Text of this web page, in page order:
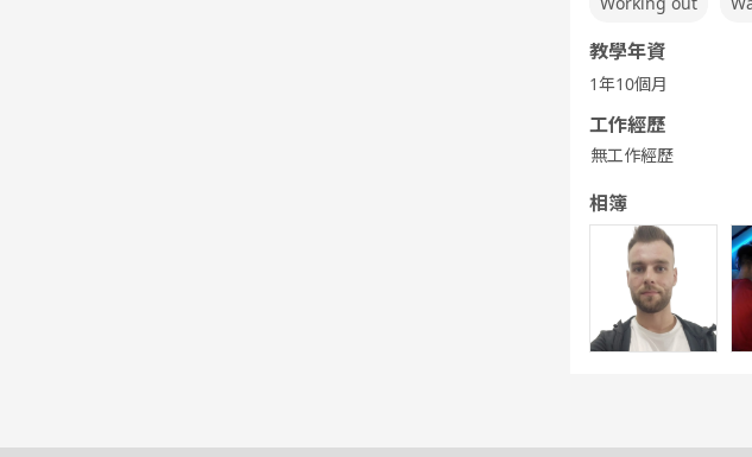
教學年資
1年10個月
工作經歷
無工作經歷
相簿